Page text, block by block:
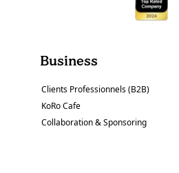
Business
Clients Professionnels (B2B)
KoRo Cafe
Collaboration & Sponsoring